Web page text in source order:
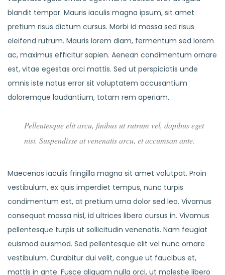
blandit tempor. Mauris iaculis magna ipsum, sit amet
pretium risus dictum cursus. Morbi id massa sed risus
eleifend rutrum. Mauris lorem diam, fermentum sed lorem
ac, maximus efficitur sapien. Aenean condimentum ornare
est, vitae egestas orci mattis. Sed ut perspiciatis unde
omnis iste natus error sit voluptatem accusantium
doloremque laudantium, totam rem aperiam.
Pellentesque elit arcu, finibus ut rutrum vel, dapibus eget
nisi. Suspendisse at venenatis arcu, et accumsan ante.
Maecenas iaculis fringilla magna sit amet volutpat. Proin
vestibulum, ex quis imperdiet tempus, nunc turpis
condimentum est, at pretium urna dolor sed leo. Vivamus
consequat massa nisl, id ultrices libero cursus in. Vivamus
pellentesque turpis ut sollicitudin venenatis. Nam feugiat
euismod euismod. Sed pellentesque elit vel nunc ornare
vestibulum. Curabitur dui velit, congue ut faucibus et,
mattis in ante. Fusce aliquam nulla orci, ut molestie libero